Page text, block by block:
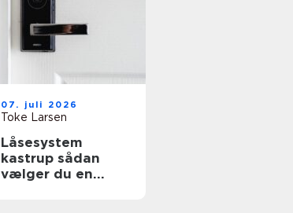
07. juli 2026
Toke Larsen
Låsesystem
kastrup sådan
vælger du en